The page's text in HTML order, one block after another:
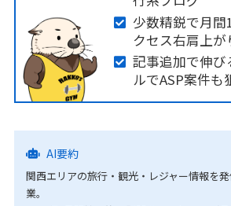
少数精鋭で月間
クセス右肩上
記事追加で伸び
ルでASP案件も
AI要約
関西エリアの旅行・観光・レジャー情報を
業。